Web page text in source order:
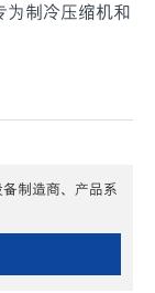
为制冷压缩机和
制造商、产品系